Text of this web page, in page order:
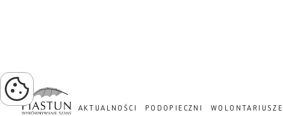
AKTUALNOŚCI PODOPIECZNI WOLONTARIUSZE